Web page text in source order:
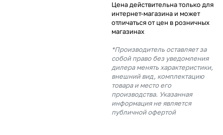
Цена действительна только для
интернет-магазина и может
отличаться от цен в розничных
магазинах
*Производитель оставляет за
собой право без уведомления
дилера менять характеристики,
внешний вид, комплектацию
товара и место его
производства. Указанная
информация не является
публичной офертой
% будут
с вашей карты